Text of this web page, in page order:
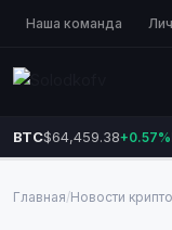
Наша команда
BTC$64,459.38+0.57%
Главная/Новости